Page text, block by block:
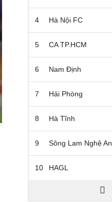
4 Hà Nội FC
5 CA TP.HCM
6 Nam Định
7 Hải Phòng
8 Hà Tĩnh
9 Sông Lam Nghệ An
10 HAGL